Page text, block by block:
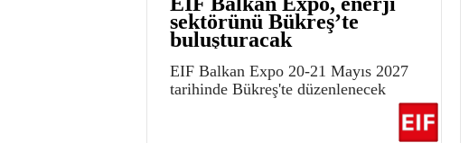
sektörünü Bükreş’te
buluşturacak
EIF Balkan Expo 20-21 Mayıs 2027
tarihinde Bükreş'te düzenlenecek